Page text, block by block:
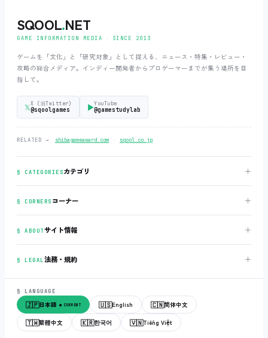
SQOOL.NET
GAME INFORMATION MEDIA ‧ SINCE 2013
ゲームを「文化」と「研究対象」として捉える、ニュース・特集・レビュー・
攻略の総合メディア。インディー開発者からプロゲーマーまでが集う場所を目
指して。
𝕏X (旧Twitter)
@sqoolgames ▶YouTube
@gamestudylab
RELATED → shibagameaward.com ‧ sqool.co.jp
§ CATEGORIESカテゴリ ＋
§ CORNERS コーナー ＋
§ ABOUTサイト情報 ＋
§ LEGAL法務・規約 ＋
§ LANGUAGE
🇯🇵日本語 ● CURRENT 🇺🇸English 🇨🇳简体中文
🇹🇼繁體中文 🇰🇷한국어 🇻🇳Tiếng Việt